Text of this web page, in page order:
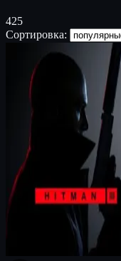
425
Сортировка: